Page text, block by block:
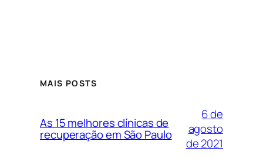
MAIS POSTS
As 15 melhores clínicas de
recuperação em São Paulo
6 de
agosto
de 2021